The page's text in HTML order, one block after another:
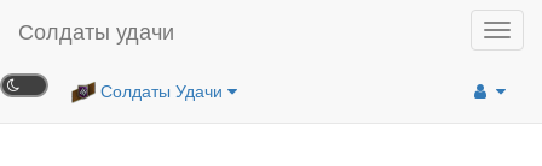
Солдаты удачи
Солдаты Удачи